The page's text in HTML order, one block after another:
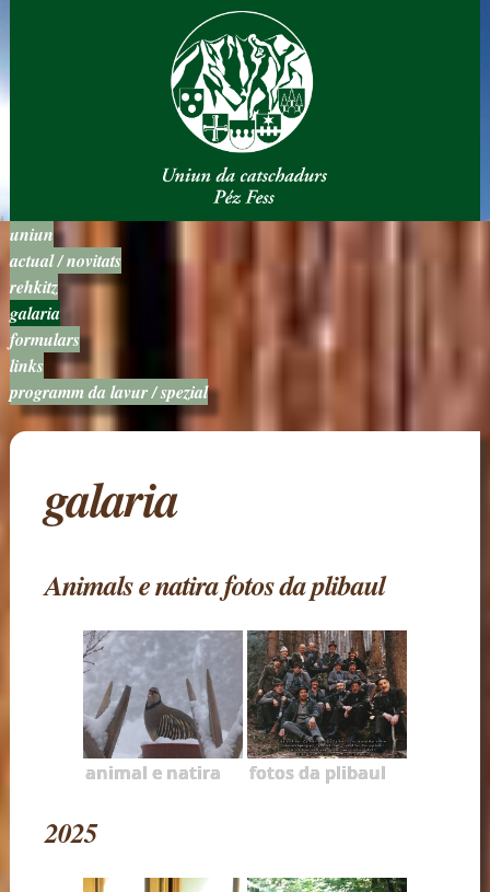
uniun
actual / novitats
rehkitz
galaria
formulars
links
programm da lavur / spezial
galaria
Animals e natira fotos da plibaul
animal e natira fotos da plibaul
2025